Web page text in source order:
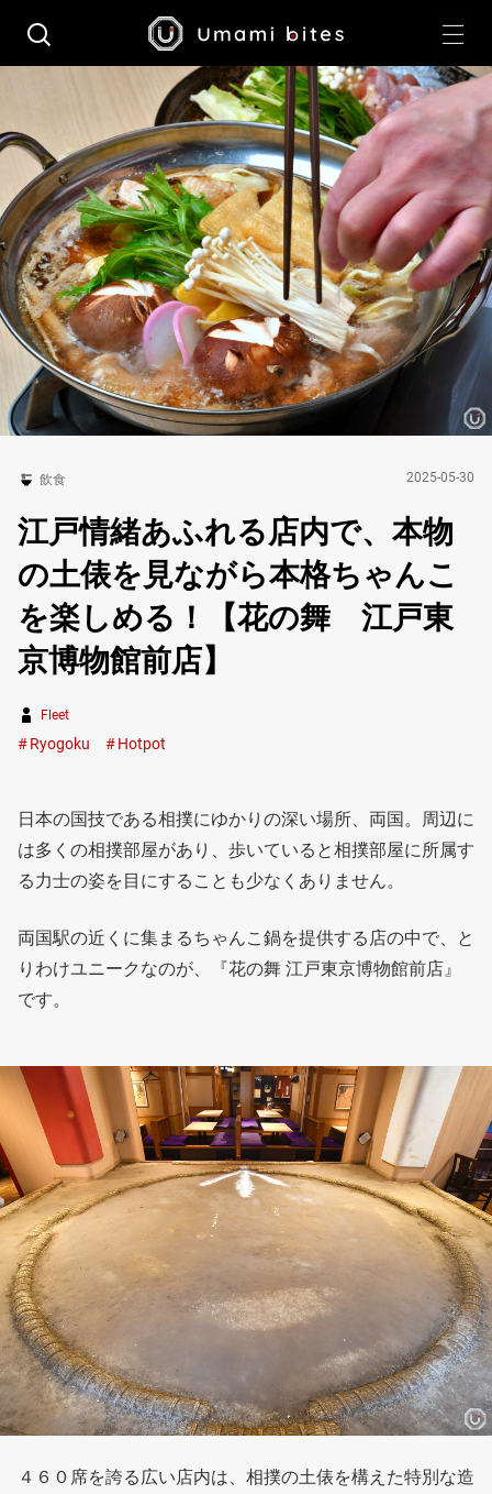
飲食 2025-05-30
江戸情緒あふれる店内で、本物
の土俵を見ながら本格ちゃんこ
を楽しめる！【花の舞 江戸東
京博物館前店】
Fleet
Ryogoku Hotpot
日本の国技である相撲にゆかりの深い場所、両国。周辺に
は多くの相撲部屋があり、歩いていると相撲部屋に所属す
る力士の姿を目にすることも少なくありません。
両国駅の近くに集まるちゃんこ鍋を提供する店の中で、と
りわけユニークなのが、『花の舞 江戸東京博物館前店』
です。
４６０席を誇る広い店内は、相撲の土俵を構えた特別な造